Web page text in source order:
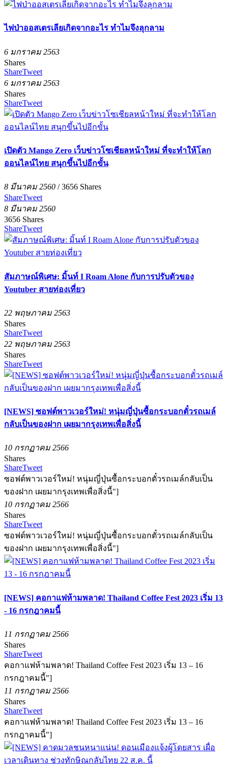
ไฟป่าออสเตรเลียเกิดจากอะไร ทำไมจึงลุกลาม
6 มกราคม 2563
Shares
ShareTweet
6 มกราคม 2563
Shares
ShareTweet
เปิดตัว Mango Zero เว็บข่าวโซเชียลหน้าใหม่ ที่จะทำให้โลก
ออนไลน์ไทย สนุกขึ้นไปอีกขั้น
8 มีนาคม 2560 /3656 Shares
ShareTweet
8 มีนาคม 2560
3656 Shares
ShareTweet
สัมภาษณ์พิเศษ: มิ้นท์ I Roam Alone กับการปรับตัวของ
Youtuber สายท่องเที่ยว
22 พฤษภาคม 2563
Shares
ShareTweet
22 พฤษภาคม 2563
Shares
ShareTweet
[NEWS] ซอฟต์พาวเวอร์ใหม่! หนุ่มญี่ปุ่นซื้อกระบอกตั๋วรถเมล์
กลับเป็นของฝาก เผยมากรุงเทพเพื่อสิ่งนี้
10 กรกฏาคม 2566
Shares
ShareTweet
ซอฟต์พาวเวอร์ใหม่! หนุ่มญี่ปุ่นซื้อกระบอกตั๋วรถเมล์กลับเป็น
ของฝาก เผยมากรุงเทพเพื่อสิ่งนี้"]
10 กรกฏาคม 2566
Shares
ShareTweet
ซอฟต์พาวเวอร์ใหม่! หนุ่มญี่ปุ่นซื้อกระบอกตั๋วรถเมล์กลับเป็น
ของฝาก เผยมากรุงเทพเพื่อสิ่งนี้"]
[NEWS] คอกาแฟห้ามพลาด! Thailand Coffee Fest 2023 เริ่ม 13
- 16 กรกฎาคมนี้
11 กรกฏาคม 2566
Shares
ShareTweet
คอกาแฟห้ามพลาด! Thailand Coffee Fest 2023 เริ่ม 13 – 16
กรกฎาคมนี้"]
11 กรกฏาคม 2566
Shares
ShareTweet
คอกาแฟห้ามพลาด! Thailand Coffee Fest 2023 เริ่ม 13 – 16
กรกฎาคมนี้"]